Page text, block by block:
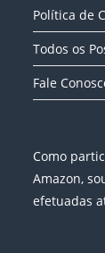
Política de
Todos os
Fale
Como
Amazon,
efetuadas